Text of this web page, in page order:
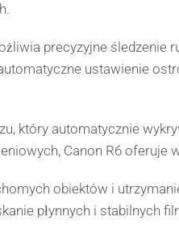
precyzyjne
ustawienie
który automatycznie
Canon R6
obiektów i
płynnych i stabilnych